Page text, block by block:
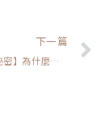
下一篇
【投資客不說的秘密】為什麼公司賺錢後也買房子？揭露打工人致富的關鍵因素